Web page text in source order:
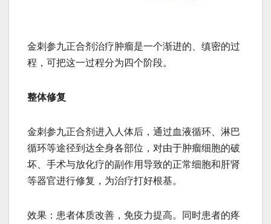
金刺参九正合剂治疗肿瘤是一个渐进的、缜密的过
程，可把这一过程分为四个阶段。
整体修复
金刺参九正合剂进入人体后，通过血液循环、淋巴
循环等途径到达全身各部位，对由于肿瘤细胞的破
坏、手术与放化疗的副作用导致的正常细胞和肝肾
等器官进行修复，为治疗打好根基。
效果：患者体质改善，免疫力提高。同时患者的疼